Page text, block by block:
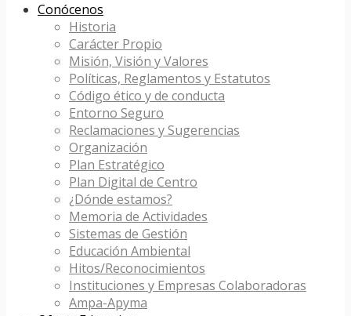
Conócenos
Historia
Carácter Propio
Misión, Visión y Valores
Políticas, Reglamentos y Estatutos
Código ético y de conducta
Entorno Seguro
Reclamaciones y Sugerencias
Organización
Plan Estratégico
Plan Digital de Centro
¿Dónde estamos?
Memoria de Actividades
Sistemas de Gestión
Educación Ambiental
Hitos/Reconocimientos
Instituciones y Empresas Colaboradoras
Ampa-Apyma